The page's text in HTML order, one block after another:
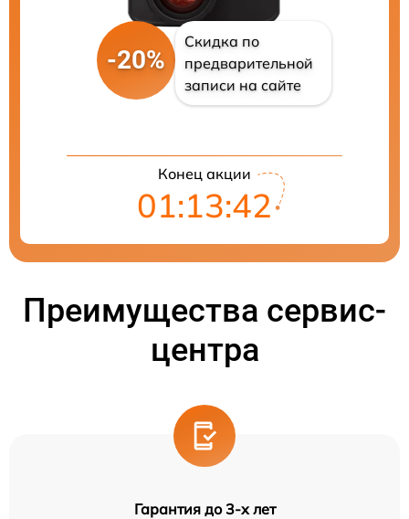
-20%
Скидка по
предварительной
записи на сайте
Конец акции
01:13:41
Преимущества сервис-
центра
Гарантия до 3-х лет